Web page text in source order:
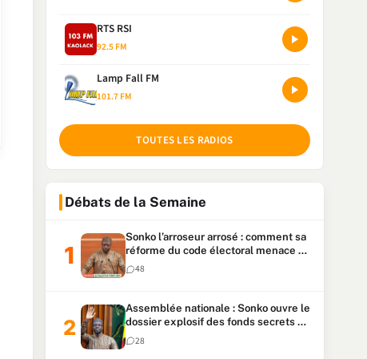
RTS RSI
92.5 FM
Lamp Fall FM
101.7 FM
TOUTES LES RADIOS
Débats de la Semaine
Sonko l’arroseur arrosé : comment sa
réforme du code électoral menace sa
candidature
48
Assemblée nationale : Sonko ouvre le
dossier explosif des fonds secrets et
du patrimoine présidentiel
28